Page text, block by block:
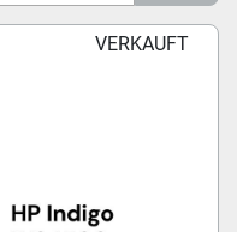
VERKAUFT